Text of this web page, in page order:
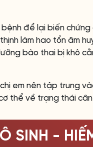
để lại biến
làm hao tổn âm
bào thai bị khô
em nên tập trung
thể về trạng thái
SINH -